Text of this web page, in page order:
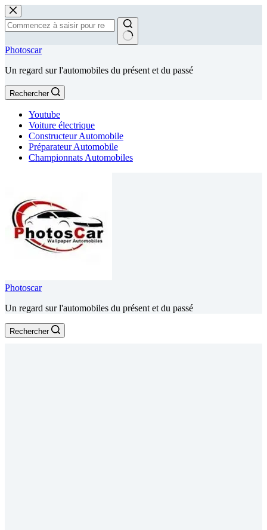
Passer
au
contenu
Aucun
Photoscar
Un regard sur l'automobiles du présent et du passé
Rechercher
Youtube
Voiture électrique
Constructeur Automobile
Préparateur Automobile
Championnats Automobiles
Photoscar
Un regard sur l'automobiles du présent et du passé
Rechercher